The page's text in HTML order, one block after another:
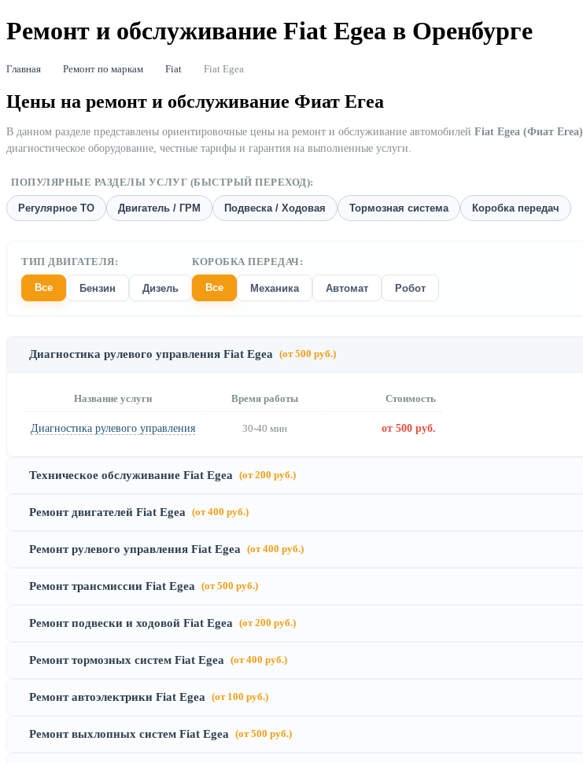
Ремонт и обслуживание Fiat Egea в Оренбурге
Главная Ремонт по маркам Fiat Fiat Egea
Цены на ремонт и обслуживание Фиат Егеа
В данном разделе представлены ориентировочные цены на ремонт и обслуживание автомобилей Fiat Egea (Фиат Егеа)
диагностическое оборудование, честные тарифы и гарантия на выполненные услуги.
ПОПУЛЯРНЫЕ РАЗДЕЛЫ УСЛУГ (БЫСТРЫЙ ПЕРЕХОД):
Регулярное ТО Двигатель / ГРМ Подвеска / Ходовая Тормозная система Коробка передач
ТИП ДВИГАТЕЛЯ:
Все Бензин Дизель
КОРОБКА ПЕРЕДАЧ:
Все Механика Автомат Робот
Диагностика рулевого управления Fiat Egea (от 500 руб.)
Название услуги Время работы Стоимость
Диагностика рулевого управления 30-40 мин от 500 руб.
Техническое обслуживание Fiat Egea (от 200 руб.)
Ремонт двигателей Fiat Egea (от 400 руб.)
Ремонт рулевого управления Fiat Egea (от 400 руб.)
Ремонт трансмиссии Fiat Egea (от 500 руб.)
Ремонт подвески и ходовой Fiat Egea (от 200 руб.)
Ремонт тормозных систем Fiat Egea (от 400 руб.)
Ремонт автоэлектрики Fiat Egea (от 100 руб.)
Ремонт выхлопных систем Fiat Egea (от 500 руб.)